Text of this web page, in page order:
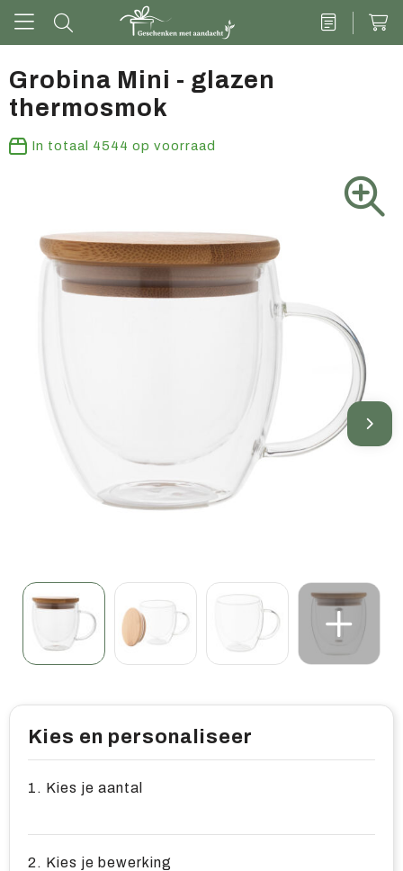
Drinkwaren
Kantoor & schrijven
Tassen
Vrije tijd & outdoor
Grobina Mini - glazen
thermosmok
In totaal 4544 op voorraad
Kies en personaliseer
1. Kies je aantal
2. Kies je bewerking